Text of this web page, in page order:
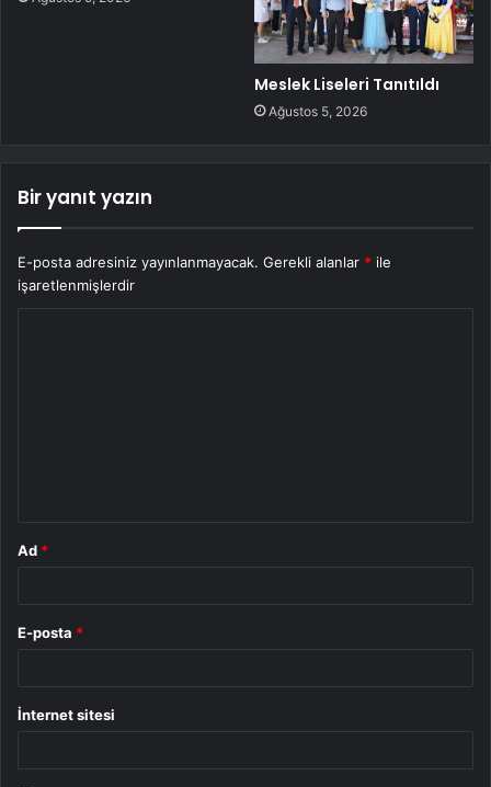
Meslek Liseleri Tanıtıldı
Ağustos 5, 2026
Bir yanıt yazın
E-posta adresiniz yayınlanmayacak. Gerekli alanlar * ile
işaretlenmişlerdir
Ad *
E-posta *
İnternet sitesi